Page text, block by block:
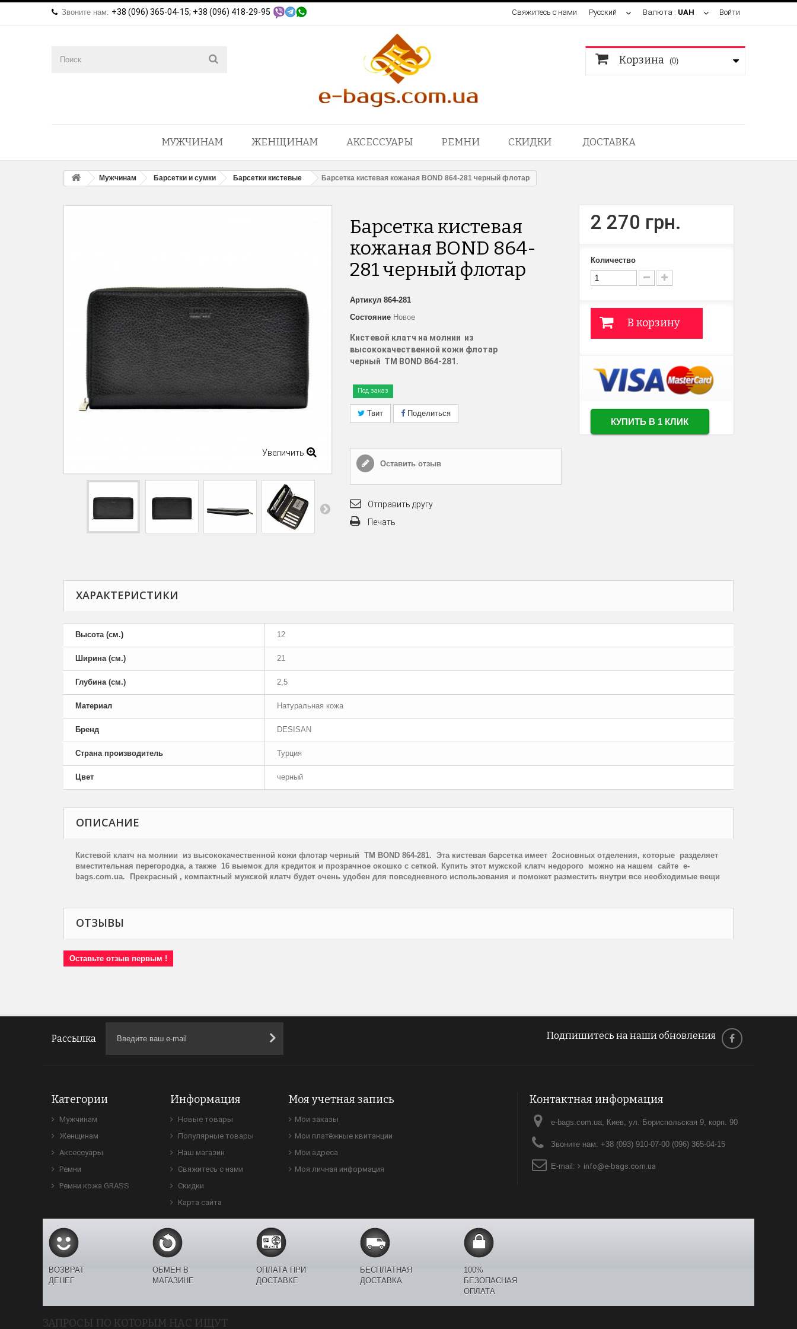
Войти
Валюта : UAH
Русский
Свяжитесь с нами
Звоните нам: +38 (096) 365-04-15; +38 (096) 418-29-95
Корзина (0)
МУЖЧИНАМ ЖЕНЩИНАМ АКСЕССУАРЫ РЕМНИ СКИДКИ ДОСТАВКА
Мужчинам Барсетки и сумки Барсетки кистевые Барсетка кистевая кожаная BOND 864-281 черный флотар
Увеличить
Барсетка кистевая
кожаная BOND 864-
281 черный флотар
Артикул 864-281
Состояние Новое
Кистевой клатч на молнии из
высококачественной кожи флотар
черный TM BOND 864-281 .
Под заказ
Твит Поделиться
Оставить отзыв
Отправить другу
Печать
2 270 грн.
Количество
В корзину
КУПИТЬ В 1 КЛИК
ХАРАКТЕРИСТИКИ
Высота (см.) 12
Ширина (см.) 21
Глубина (см.) 2,5
Материал Натуральная кожа
Бренд DESISAN
Страна производитель Турция
Цвет черный
ОПИСАНИЕ
Кистевой клатч на молнии из высококачественной кожи флотар черный TM BOND 864-281. Эта кистевая барсетка имеет 2основных отделения, которые разделяет
вместительная перегородка, а также 16 выемок для кредиток и прозрачное окошко с сеткой. Купить этот мужской клатч недорого можно на нашем сайте e-
bags.com.ua. Прекрасный , компактный мужской клатч будет очень удобен для повседневного использования и поможет разместить внутри все необходимые вещи
ОТЗЫВЫ
Оставьте отзыв первым !
Рассылка Подпишитесь на наши обновления
Категории
Мужчинам
Женщинам
Аксессуары
Ремни
Ремни кожа GRASS
Информация
Новые товары
Популярные товары
Наш магазин
Свяжитесь с нами
Скидки
Карта сайта
Моя учетная запись
Мои заказы
Мои платёжные квитанции
Мои адреса
Моя личная информация
Контактная информация
e-bags.com.ua, Киев, ул. Бориспольская 9, корп. 90
Звоните нам: +38 (093) 910-07-00 (096) 365-04-15
E-mail: info@e-bags.com.ua
ВОЗВРАТ
ДЕНЕГ
ОБМЕН В
МАГАЗИНЕ
ОПЛАТА ПРИ
ДОСТАВКЕ
БЕСПЛАТНАЯ
ДОСТАВКА
100%
БЕЗОПАСНАЯ
ОПЛАТА
ЗАПРОСЫ ПО КОТОРЫМ НАС ИЩУТ